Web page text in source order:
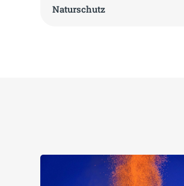
Naturschutz